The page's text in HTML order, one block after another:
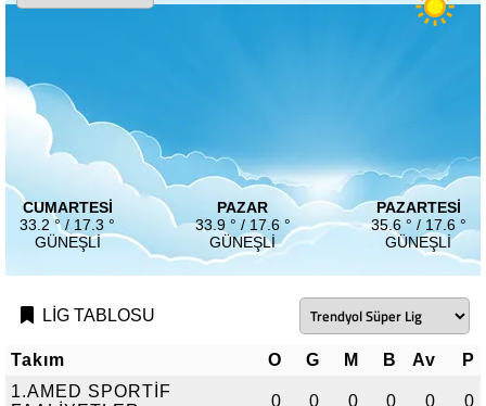
CUMARTESI
33.2 ° / 17.3 °
GÜNEŞLI
PAZAR
33.9 ° / 17.6 °
GÜNEŞLI
PAZARTESI
35.6 ° / 17.6 °
GÜNEŞLI
LİG TABLOSU
Takım O G M B Av
P
1.AMED SPORTİF
0 0 0 0 0 0